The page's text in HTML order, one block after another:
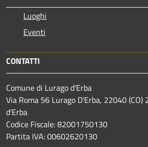
Luoghi
Eventi
CONTATTI
Comune di Lurago d'Erba
Via Roma 56 Lurago D'Erba, 22040
d'Erba
Codice Fiscale: 82001750130
Partita IVA: 00602620130